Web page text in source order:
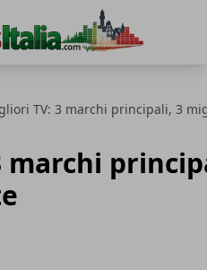
TV: 3 marchi principali, 3
marchi